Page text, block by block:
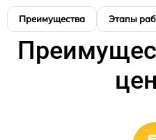
Преимущества Этапы